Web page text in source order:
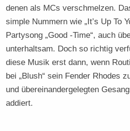
denen als MCs verschmelzen.
simple Nummern wie „It’s Up To
Partysong „Good -Time“, auch
unterhaltsam. Doch so richtig
diese Musik erst dann, wenn
bei „Blush“ sein Fender Rhodes
und übereinandergelegten
addiert.